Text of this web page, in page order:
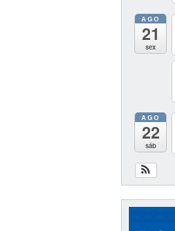
AGO
21
sex
AGO
22
sáb